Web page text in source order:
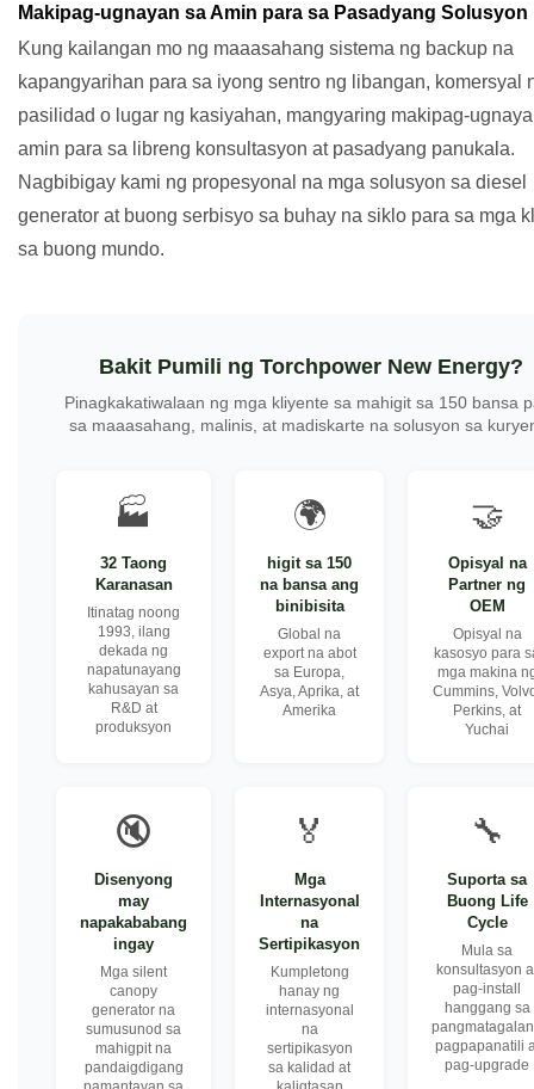
Makipag-ugnayan sa Amin para sa Pasadyang Solusyon
Kung kailangan mo ng maaasahang sistema ng backup na
kapangyarihan para sa iyong sentro ng libangan, komersyal
pasilidad o lugar ng kasiyahan, mangyaring makipag-
amin para sa libreng konsultasyon at pasadyang panukala.
Nagbibigay kami ng propesyonal na mga solusyon sa diesel
generator at buong serbisyo sa buhay na siklo para sa mga
sa buong mundo.
Bakit Pumili ng Torchpower New Energy?
Pinagkakatiwalaan ng mga kliyente sa mahigit sa 150 bansa
sa maaasahang, malinis, at madiskarte na solusyon sa
🏭
32 Taong
Karanasan
Itinatag noong
1993, ilang
dekada ng
napatunayang
kahusayan sa
R&D at
produksyon
🌍
higit sa 150
na bansa ang
binibisita
Global na
export na abot
sa Europa,
Asya, Aprika, at
Amerika
🤝
Opisyal na
Partner ng
OEM
Opisyal na
kasosyo para
mga makina
Cummins,
Perkins, at
Yuchai
🔇
Disenyong
may
napakababang
ingay
Mga silent
canopy
generator na
sumusunod sa
mahigpit na
pandaigdigang
🏅
Mga
Internasyonal
na
Sertipikasyon
Kumpletong
hanay ng
internasyonal
na
sertipikasyon
sa kalidad at
🔧
Suporta sa
Buong Life
Cycle
Mula sa
konsultasyon
pag-install
hanggang sa
pagpapanatili
pag-upgrade